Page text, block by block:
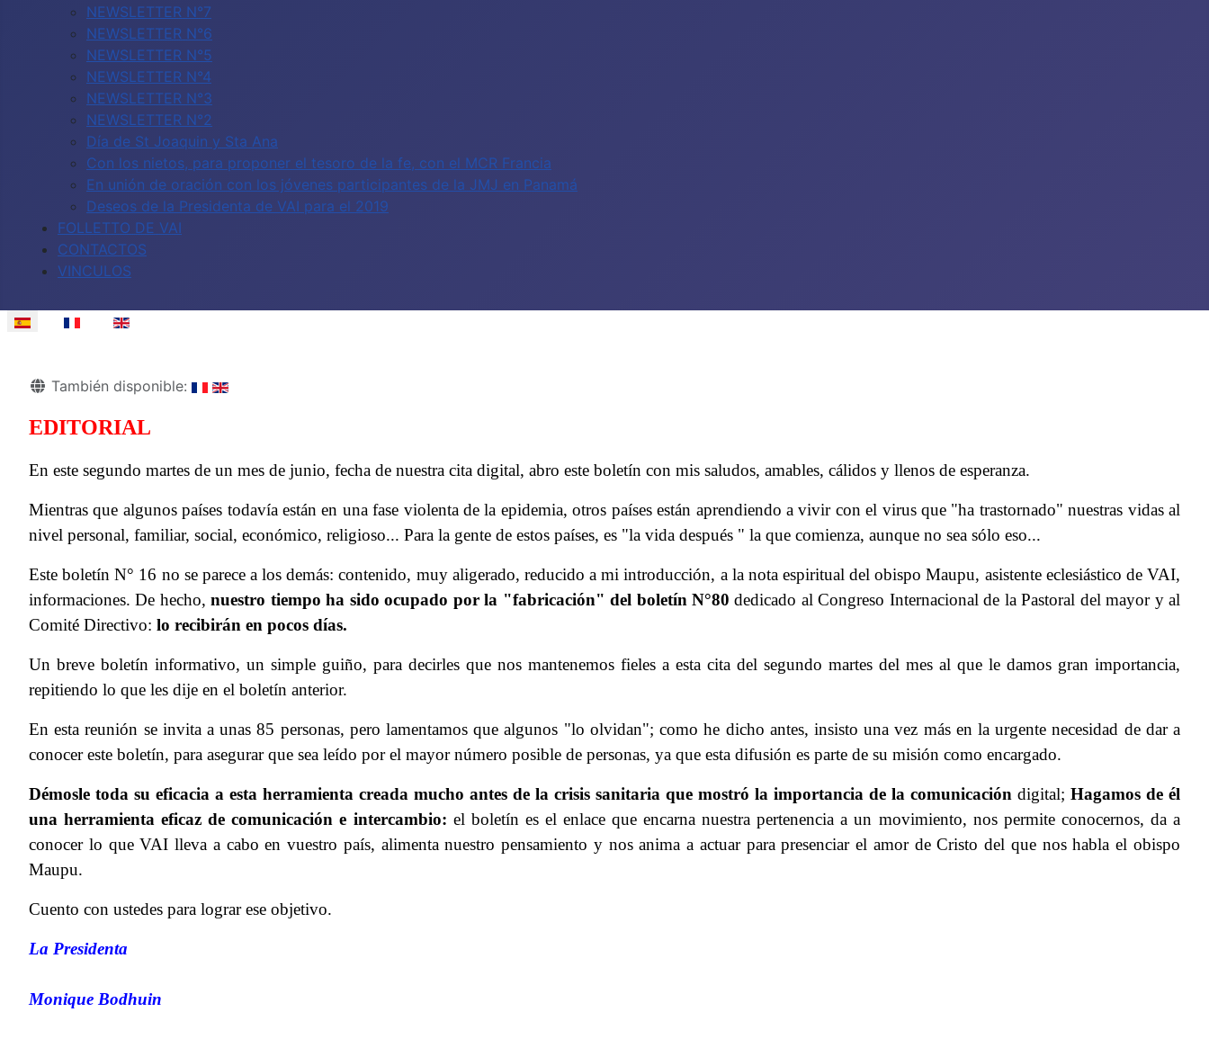
NEWSLETTER N°7
NEWSLETTER N°6
NEWSLETTER N°5
NEWSLETTER N°4
NEWSLETTER N°3
NEWSLETTER N°2
Día de St Joaquin y Sta Ana
Con los nietos, para proponer el tesoro de la fe, con el MCR Francia
En unión de oración con los jóvenes participantes de la JMJ en Panamá
Deseos de la Presidenta de VAI para el 2019
FOLLETTO DE VAI
CONTACTOS
VINCULOS
Seleccione su idioma
Detalles
También disponible:
EDITORIAL
En este segundo martes de un mes de junio, fecha de nuestra cita digital, abro este boletín con mis saludos, amables, cálidos y llenos de esperanza.
Mientras que algunos países todavía están en una fase violenta de la epidemia, otros países están aprendiendo a vivir con el virus que "ha trastornado" nuestras vidas al
nivel personal, familiar, social, económico, religioso... Para la gente de estos países, es "la vida después " la que comienza, aunque no sea sólo eso...
Este boletín N° 16 no se parece a los demás: contenido, muy aligerado, reducido a mi introducción, a la nota espiritual del obispo Maupu, asistente eclesiástico de VAI,
informaciones. De hecho,nuestro tiempo ha sido ocupado por la "fabricación" del boletín N°80 dedicado al Congreso Internacional de la Pastoral del mayor y al
Comité Directivo: lo recibirán en pocos días.
Un breve boletín informativo, un simple guiño, para decirles que nos mantenemos fieles a esta cita del segundo martes del mes al que le damos gran importancia,
repitiendo lo que les dije en el boletín anterior.
En esta reunión se invita a unas 85 personas, pero lamentamos que algunos "lo olvidan"; como he dicho antes, insisto una vez más en la urgente necesidad de dar a
conocer este boletín, para asegurar que sea leído por el mayor número posible de personas, ya que esta difusión es parte de su misión como encargado.
Démosle toda su eficacia a esta herramienta creada mucho antes de la crisis sanitaria que mostró la importancia de la comunicación digital; Hagamos de él
una herramienta eficaz de comunicación e intercambio: el boletín es el enlace que encarna nuestra pertenencia a un movimiento, nos permite conocernos, da a
conocer lo que VAI lleva a cabo en vuestro país, alimenta nuestro pensamiento y nos anima a actuar para presenciar el amor de Cristo del que nos habla el obispo
Maupu.
Cuento con ustedes para lograr ese objetivo.
La Presidenta
Monique Bodhuin